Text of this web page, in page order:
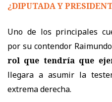
¿DIPUTADA Y
Uno de los principales
por su contendor
rol que tendría que
llegara a asumir la
extrema derecha.